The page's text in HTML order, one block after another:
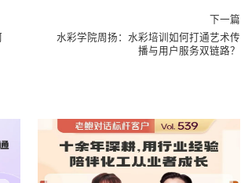
下一篇
水彩学院周扬：水彩培训如何打通艺术传
播与用户服务双链路？